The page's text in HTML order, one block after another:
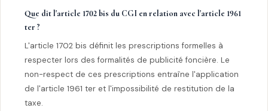
Que dit l'article 1702 bis du CGI en relation avec l'article 1961
ter ?
L'article 1702 bis définit les prescriptions formelles à
respecter lors des formalités de publicité foncière. Le
non-respect de ces prescriptions entraîne l'application
de l'article 1961 ter et l'impossibilité de restitution de la
taxe.